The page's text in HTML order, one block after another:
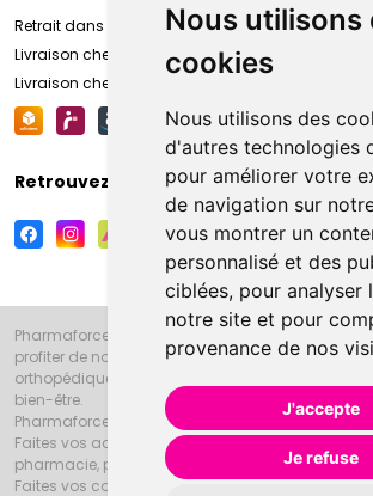
Nous utilisons
cookies
Nous utilisons des
d'autres technologies
pour améliorer votre
de navigation sur
vous montrer un
personnalisé et des
ciblées, pour analyser
notre site et pour
provenance de nos
J'accepte
Je refuse
Retrait dans la pharmacie d’Amiens
Livraison chez vous
Livraison chez votre commerçant
Retrouvez-nous sur vos réseaux
Pharmaforce.fr et la Grande Pharmacie
profiter de notre accueil, de nos conseils
orthopédiques, homéopathiques,
bien-être.
Pharmaforce.fr est le site internet de la Grande
Faites vos achats en ligne grâce à un choix de
pharmacie, parapharmacie, diététique et
Faites vos courses de pharmacie et